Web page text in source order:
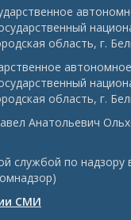
область, г.
область, г.
Анатольевич
службой по
СМИ